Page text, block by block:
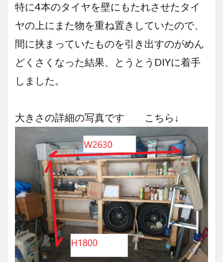
土台
脚
編～
傾斜地
れる収
ト。
番外編
に立
つ最
低限
揃え
てお
くべ
き道
具類
教え
特に4本のタイヤを壁にもたれさせたタイ
ヤの上にまた物を重ね置きしていたので、
間に挟まっていたものを引き出すのがめん
どくさくなった結果、とうとうDIYに着手
しました。
大きさの詳細の写真です こちら↓